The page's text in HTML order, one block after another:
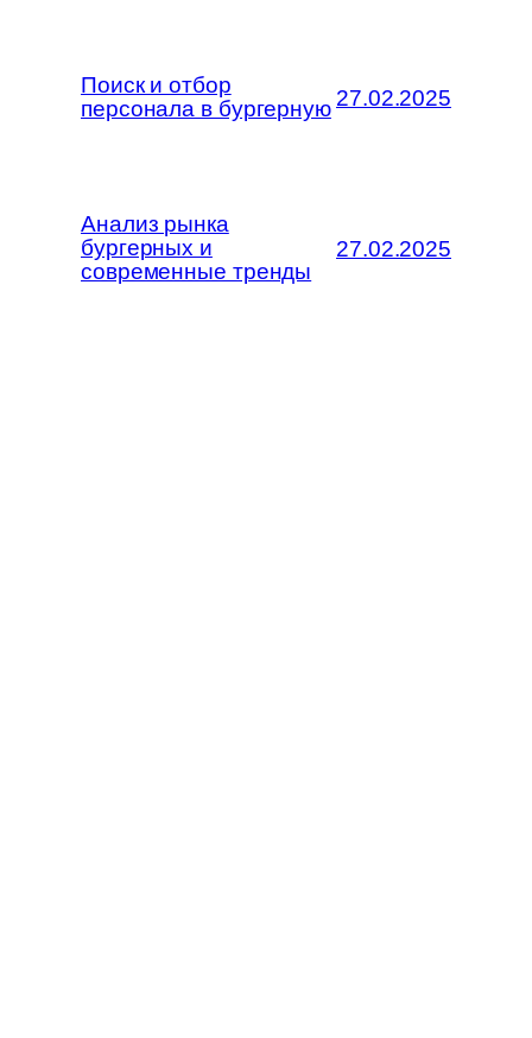
Поиск и отбор
персонала в бургерную 27.02.2025
Анализ рынка
бургерных и
современные тренды
27.02.2025